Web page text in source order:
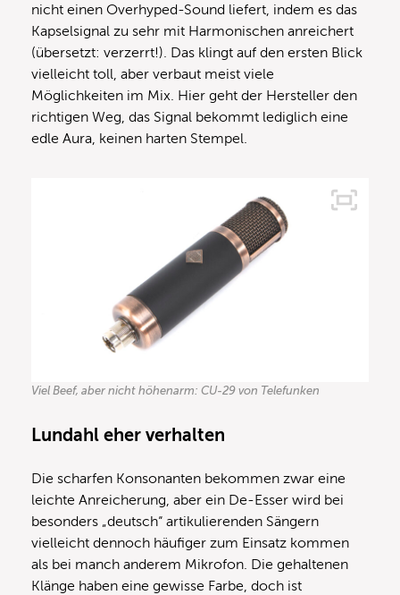
nicht einen Overhyped-Sound liefert, indem es das
Kapselsignal zu sehr mit Harmonischen anreichert
(übersetzt: verzerrt!). Das klingt auf den ersten Blick
vielleicht toll, aber verbaut meist viele
Möglichkeiten im Mix. Hier geht der Hersteller den
richtigen Weg, das Signal bekommt lediglich eine
edle Aura, keinen harten Stempel.
Viel Beef, aber nicht höhenarm: CU-29 von Telefunken
Lundahl eher verhalten
Die scharfen Konsonanten bekommen zwar eine
leichte Anreicherung, aber ein De-Esser wird bei
besonders „deutsch“ artikulierenden Sängern
vielleicht dennoch häufiger zum Einsatz kommen
als bei manch anderem Mikrofon. Die gehaltenen
Klänge haben eine gewisse Farbe, doch ist